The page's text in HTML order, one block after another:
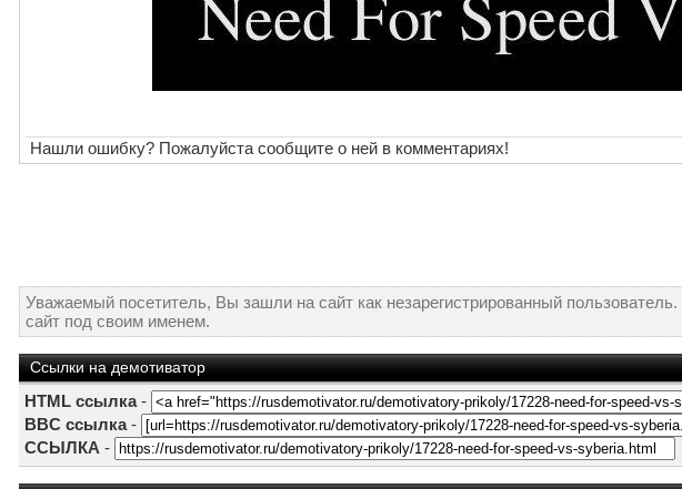
Нашли ошибку? Пожалуйста сообщите о ней в комментариях!
Уважаемый посетитель, Вы зашли на сайт как незарегистрированный
сайт под своим именем.
Ссылки на демотиватор
HTML ссылка-
BBC ссылка-
ССЫЛКА -